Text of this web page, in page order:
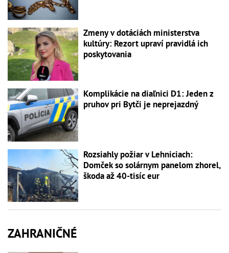
Zmeny v dotáciách ministerstva
kultúry: Rezort upraví pravidlá ich
poskytovania
Komplikácie na diaľnici D1: Jeden z
pruhov pri Bytči je neprejazdný
Rozsiahly požiar v Lehniciach:
Domček so solárnym panelom zhorel,
škoda až 40-tisíc eur
ZAHRANIČNÉ